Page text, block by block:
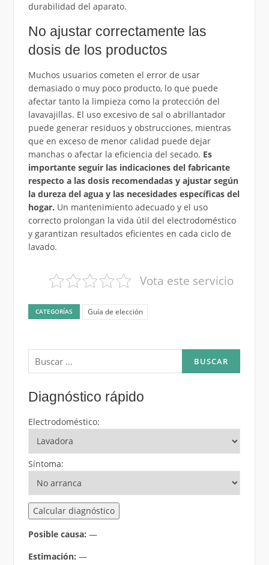
durabilidad del aparato.
No ajustar correctamente las
dosis de los productos
Muchos usuarios cometen el error de usar
demasiado o muy poco producto, lo que puede
afectar tanto la limpieza como la protección del
lavavajillas. El uso excesivo de sal o abrillantador
puede generar residuos y obstrucciones, mientras
que en exceso de menor calidad puede dejar
manchas o afectar la eficiencia del secado. Es
importante seguir las indicaciones del fabricante
respecto a las dosis recomendadas y ajustar según
la dureza del agua y las necesidades específicas del
hogar. Un mantenimiento adecuado y el uso
correcto prolongan la vida útil del electrodoméstico
y garantizan resultados eficientes en cada ciclo de
lavado.
Vota este servicio
CATEGORÍAS Guía de elección
Buscar:
Diagnóstico rápido
Electrodoméstico:
Síntoma:
Calcular diagnóstico
Posible causa: —
Estimación: —